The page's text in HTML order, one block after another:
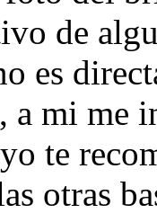
de
es
a mi me
te
otras